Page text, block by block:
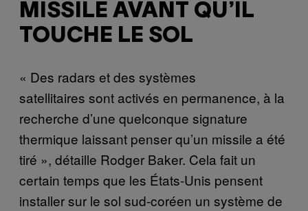
MISSILE AVANT QU’IL
TOUCHE LE SOL
« Des radars et des systèmes
satellitaires sont activés en permanence, à la
recherche d’une quelconque signature
thermique laissant penser qu’un missile a été
tiré », détaille Rodger Baker. Cela fait un
certain temps que les États-Unis pensent
installer sur le sol sud-coréen un système de